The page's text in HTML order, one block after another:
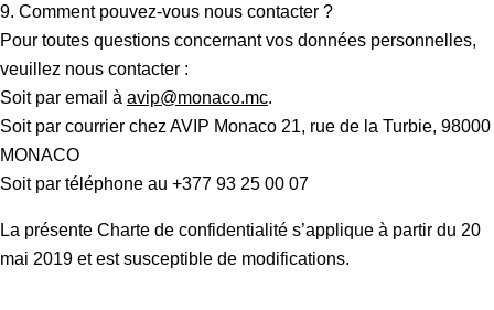
9. Comment pouvez-vous nous contacter ?
Pour toutes questions concernant vos données personnelles,
veuillez nous contacter :
Soit par email à avip@monaco.mc.
Soit par courrier chez AVIP Monaco 21, rue de la Turbie, 98000
MONACO
Soit par téléphone au +377 93 25 00 07
La présente Charte de confidentialité s’applique à partir du 20
mai 2019 et est susceptible de modifications.